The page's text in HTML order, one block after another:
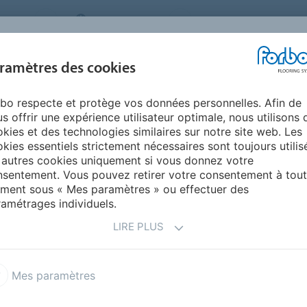
SWITZERLAND
RÉFÉRENCES ENVIRONNEMENT
CENTRE DE
TÉLÉCHARGEMENT
Contact - Furniture Linoléum
FURNITURE
ou Forbo Flooring ? Remplissez simplement le
vous dans les plus brefs délais.
des cookies
respecte et protège vos données personnelles. Afin de
offrir une expérience utilisateur optimale, nous utilisons
et des technologies similaires sur notre site web. Les
essentiels strictement nécessaires sont toujours
cookies uniquement si vous donnez votre
Vous pouvez retirer votre consentement à tout
sous « Mes paramètres » ou effectuer des
individuels.
LIRE PLUS
Mes paramètres